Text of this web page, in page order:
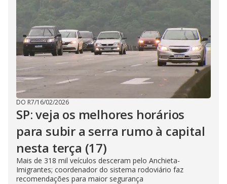
DO R7/16/02/2026
SP: veja os melhores horários
para subir a serra rumo à capital
nesta terça (17)
Mais de 318 mil veículos desceram pelo Anchieta-
Imigrantes; coordenador do sistema rodoviário faz
recomendações para maior segurança